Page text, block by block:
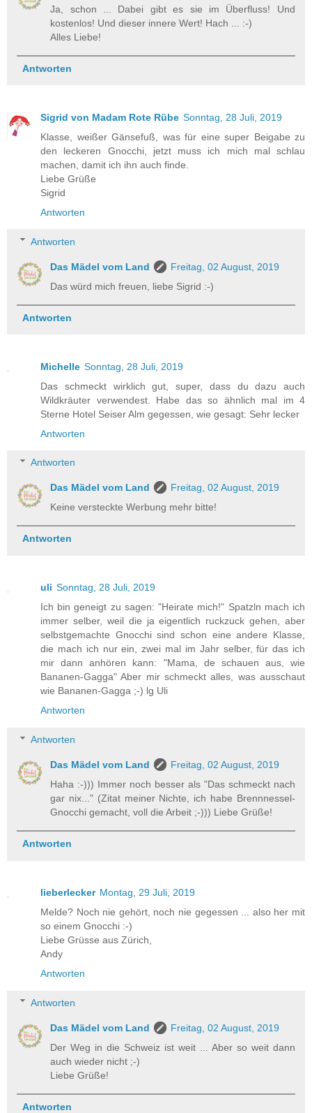
Ja, schon ... Dabei gibt es sie im Überfluss! Und
kostenlos! Und dieser innere Wert! Hach ... :-)
Alles Liebe!
Antworten
Sigrid von Madam Rote Rübe Sonntag, 28 Juli, 2019
Klasse, weißer Gänsefuß, was für eine super Beigabe zu
den leckeren Gnocchi, jetzt muss ich mich mal schlau
machen, damit ich ihn auch finde.
Liebe Grüße
Sigrid
Antworten
Antworten
Das Mädel vom Land
Freitag, 02 August, 2019
Das würd mich freuen, liebe Sigrid :-)
Antworten
Michelle Sonntag, 28 Juli, 2019
Das schmeckt wirklich gut, super, dass du dazu auch
Wildkräuter verwendest. Habe das so ähnlich mal im 4
Sterne Hotel Seiser Alm gegessen, wie gesagt: Sehr lecker
Antworten
Antworten
Das Mädel vom Land
Freitag, 02 August, 2019
Keine versteckte Werbung mehr bitte!
Antworten
uli Sonntag, 28 Juli, 2019
Ich bin geneigt zu sagen: "Heirate mich!" Spatzln mach ich
immer selber, weil die ja eigentlich ruckzuck gehen, aber
selbstgemachte Gnocchi sind schon eine andere Klasse,
die mach ich nur ein, zwei mal im Jahr selber, für das ich
mir dann anhören kann: "Mama, de schauen aus, wie
Bananen-Gagga" Aber mir schmeckt alles, was ausschaut
wie Bananen-Gagga ;-) lg Uli
Antworten
Antworten
Das Mädel vom Land
Freitag, 02 August, 2019
Haha :-))) Immer noch besser als "Das schmeckt nach
gar nix..." (Zitat meiner Nichte, ich habe Brennnessel-
Gnocchi gemacht, voll die Arbeit ;-))) Liebe Grüße!
Antworten
lieberlecker Montag, 29 Juli, 2019
Melde? Noch nie gehört, noch nie gegessen ... also her mit
so einem Gnocchi :-)
Liebe Grüsse aus Zürich,
Andy
Antworten
Antworten
Das Mädel vom Land
Freitag, 02 August, 2019
Der Weg in die Schweiz ist weit ... Aber so weit dann
auch wieder nicht ;-)
Liebe Grüße!
Antworten